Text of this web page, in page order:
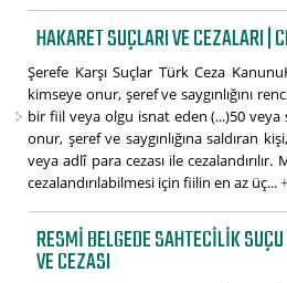
HAKARET SUÇLARI VE CEZALARI |
Şerefe Karşı Suçlar Türk Ceza
kimseye onur, şeref ve saygınlığını
bir fiil veya olgu isnat eden (...)50
onur, şeref ve saygınlığına saldıran
veya adlî para cezası ile
cezalandırılabilmesi için fiilin en az üç...
RESMI BELGEDE SAHTECILIK
VE CEZASI